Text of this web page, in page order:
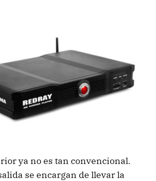
ya no es tan convencional.
se encargan de llevar la